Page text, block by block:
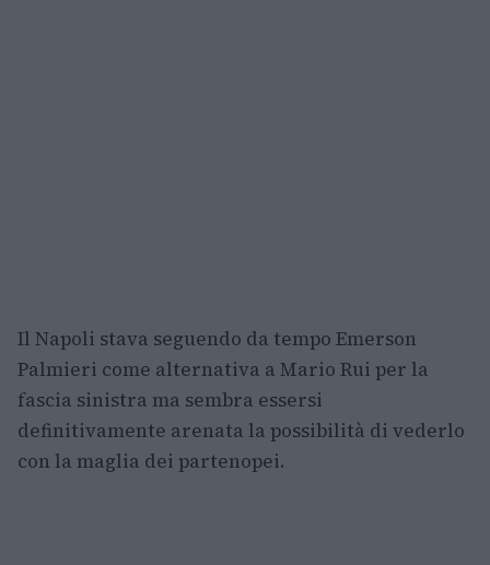
Il Napoli stava seguendo da tempo Emerson
Palmieri come alternativa a Mario Rui per la
fascia sinistra ma sembra essersi
definitivamente arenata la possibilità di vederlo
con la maglia dei partenopei.